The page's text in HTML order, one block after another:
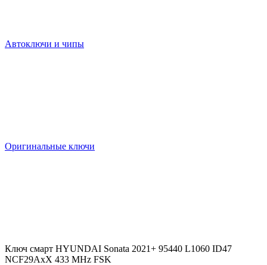
Автоключи и чипы
Оригинальные ключи
Ключ смарт HYUNDAI Sonata 2021+ 95440 L1060 ID47
NCF29AxX 433 MHz FSK